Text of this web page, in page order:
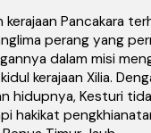
kerajaan Pancakara
perang yang
dalam misi
kerajaan Xilia.
hidupnya, Kesturi
hakikat